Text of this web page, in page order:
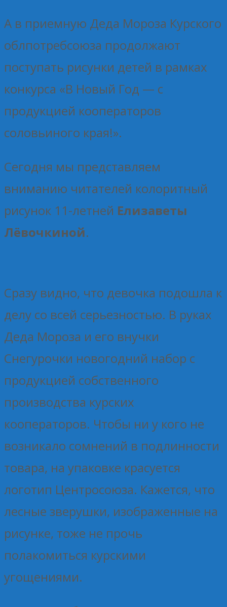
А в приемную Деда Мороза Курского
облпотребсоюза продолжают
поступать рисунки детей в рамках
конкурса «В Новый Год — с
продукцией кооператоров
соловьиного края!».
Сегодня мы представляем
вниманию читателей колоритный
рисунок 11-летней Елизаветы
Лёвочкиной.
Сразу видно, что девочка подошла к
делу со всей серьезностью. В руках
Деда Мороза и его внучки
Снегурочки новогодний набор с
продукцией собственного
производства курских
кооператоров. Чтобы ни у кого не
возникало сомнений в подлинности
товара, на упаковке красуется
логотип Центросоюза. Кажется, что
лесные зверушки, изображенные на
рисунке, тоже не прочь
полакомиться курскими
угощениями.